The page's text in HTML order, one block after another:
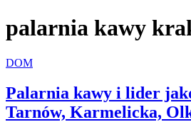
palarnia kawy
Categories
DOM
Palarnia kawy i lider
Tarnów, Karmelicka,